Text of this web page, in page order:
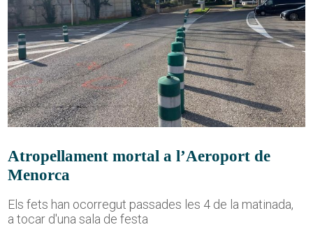
Atropellament mortal a l’Aeroport de
Menorca
Els fets han ocorregut passades les 4 de la matinada,
a tocar d'una sala de festa